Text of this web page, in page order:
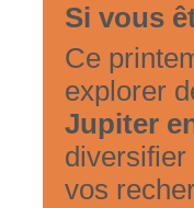
Si vous
Ce
explorer
Jupiter
diversifier
vos